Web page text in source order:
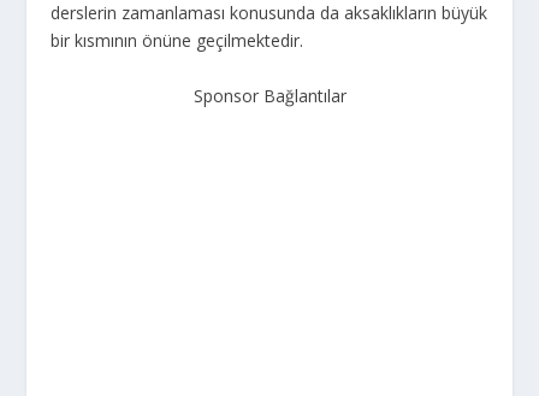
derslerin zamanlaması konusunda da aksaklıkların büyük
bir kısmının önüne geçilmektedir.
Sponsor Bağlantılar